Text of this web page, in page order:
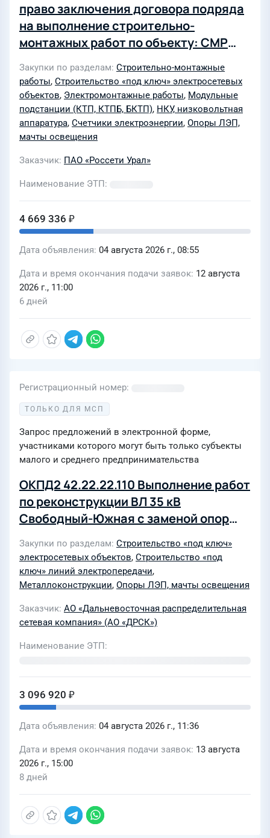
право заключения договора подряда
на выполнение строительно-
монтажных работ по объекту: СМР
оборудованием учета э/э, ВЛ 10 кВ, ВЛ
0,4 кВ, оборудование учета э/э на
опорах ВЛ 0,4 кВ для
электроснабжения малоэтажных
жилых застроек по адресу: Пермский
край, Пермский район, п. Горный (кад.
номер зем. участка
:5933)» для производственного
отделения: «Пермские городские
электрические сети» филиала ПАО
Закупки по разделам Строительно-монтажные
работы, Строительство «под ключ» электросетевых
объектов, Электромонтажные работы, Модульные
подстанции (КТП, КТПБ, БКТП), НКУ, низковольтная
аппаратура, Счетчики электроэнергии, Опоры ЛЭП,
мачты освещения
Заказчик ПАО «Россети Урал»
Наименование ЭТП
4 669 336 ₽
Дата объявления 04 августа 2026 г., 08:55
Дата и время окончания подачи заявок 12 августа
2026 г., 11:00
6 дней
Регистрационный номер
ТОЛЬКО ДЛЯ МСП
Запрос предложений в электронной форме,
участниками которого могут быть только субъекты
малого и среднего предпринимательства
ОКПД2 42.22.22.110 Выполнение работ
по реконструкции ВЛ 35 кВ
Свободный-Южная с заменой опор
АЭС
Закупки по разделам Строительство «под ключ»
электросетевых объектов, Строительство «под
ключ» линий электропередачи,
Металлоконструкции, Опоры ЛЭП, мачты освещения
Заказчик АО «Дальневосточная распределительная
сетевая компания» (АО «ДРСК»)
Наименование ЭТП
3 096 920 ₽
Дата объявления 04 августа 2026 г., 11:36
Дата и время окончания подачи заявок 13 августа
2026 г., 15:00
8 дней